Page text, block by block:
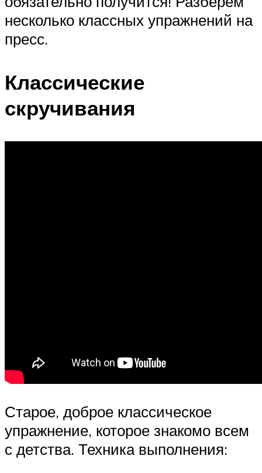
несколько классных упражнений на
пресс.
Классические
скручивания
Старое, доброе классическое
упражнение, которое знакомо всем
с детства. Техника выполнения: